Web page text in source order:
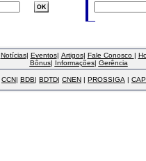
Notícias| Eventos| Artigos| Fale Conosco |
Bônus| Informações| Gerência
CCN| BDB| BDTD| CNEN | PROSSIGA |